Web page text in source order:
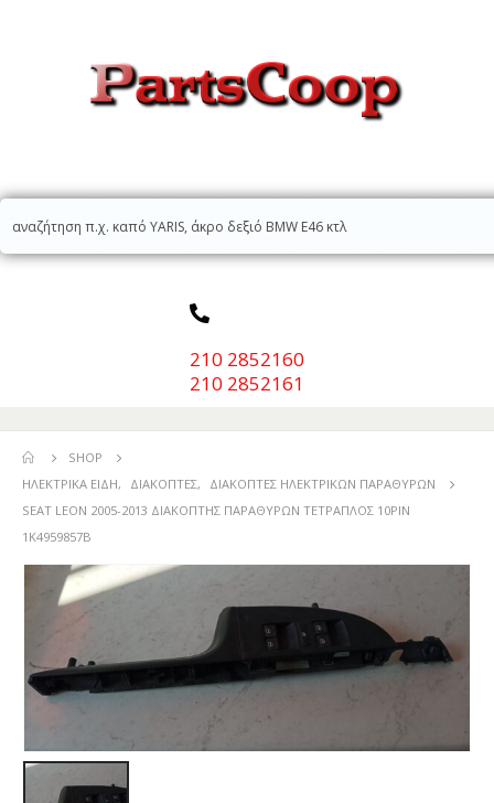
210 2852160
210 2852161
SHOP
ΗΛΕΚΤΡΙΚΆ ΕΊΔΗ, ΔΙΑΚΌΠΤΕΣ,
ΔΙΑΚΌΠΤΕΣ ΉΛΕΚΤΡΙΚΏΝ ΠΑΡΑΘΎΡΩΝ
SEAT LEON 2005-2013 ΔΙΑΚΟΠΤΗΣ ΠΑΡΑΘΥΡΩΝ ΤΕΤΡΑΠΛΟΣ 10PIN
1K4959857B